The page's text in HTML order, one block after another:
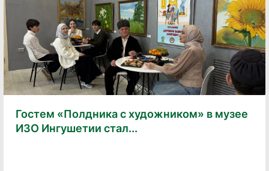
Гостем «Полдника с художником» в музее
ИЗО Ингушетии стал...